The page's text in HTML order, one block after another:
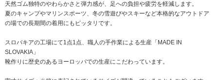
天然ゴム独特のやわらかさと弾力感が、足への負担や疲労を軽減します。
夏のキャンプやマリンスポーツ、冬の雪遊びやスキーなど本格的なアウトドア
の場での長期間の着用にもピッタリです。
スロバキアの工場にて1点1点、職人の手作業による生産「MADE IN
SLOVAKIA」
靴作りに歴史のあるヨーロッパでの生産にこだわっています。